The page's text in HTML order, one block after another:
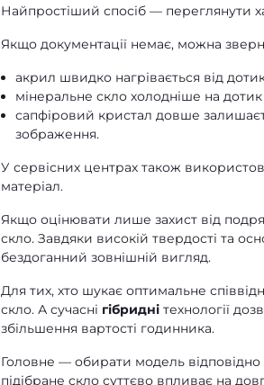
Найпростіший спосіб — переглянути
Якщо документації немає, можна
акрил швидко нагрівається від
мінеральне скло холодніше на
сапфіровий кристал довше
зображення.
У сервісних центрах також
матеріал.
Якщо оцінювати лише захист від
скло. Завдяки високій твердості та
бездоганний зовнішній вигляд.
Для тих, хто шукає оптимальне
скло. А сучасні гібридні технології
збільшення вартості годинника.
Головне — обирати модель
підібране скло суттєво впливає на